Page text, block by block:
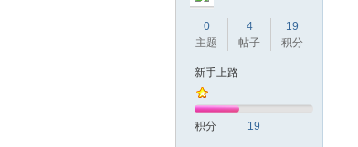
0
主题
4
帖子
19
积分
新手上路
积分 19